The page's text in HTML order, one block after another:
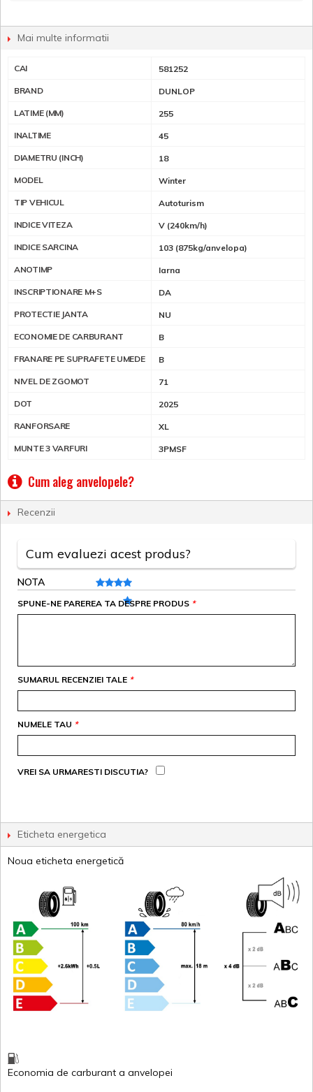
Mai multe informatii
CAI 581252
BRAND DUNLOP
LATIME (MM) 255
INALTIME 45
DIAMETRU (INCH) 18
MODEL Winter
TIP VEHICUL Autoturism
INDICE VITEZA V (240km/h)
INDICE SARCINA 103 (875kg/anvelopa)
ANOTIMP Iarna
INSCRIPTIONARE M+S DA
PROTECTIE JANTA NU
ECONOMIE DE CARBURANT B
FRANARE PE SUPRAFETE UMEDE B
NIVEL DE ZGOMOT 71
DOT 2025
RANFORSARE XL
MUNTE 3 VARFURI 3PMSF
Cum aleg anvelopele?
Recenzii
Cum evaluezi acest produs?
NOTA
*
SPUNE-NE PAREREA TA DESPRE PRODUS
*
SUMARUL RECENZIEI TALE
*
NUMELE TAU
VREI SA URMARESTI DISCUTIA?
Eticheta energetica
Noua eticheta energetică
Economia de carburant a anvelopei